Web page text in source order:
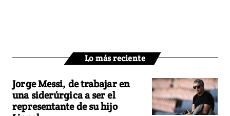
Lo más reciente
Jorge Messi, de trabajar en
una siderúrgica a ser el
representante de su hijo